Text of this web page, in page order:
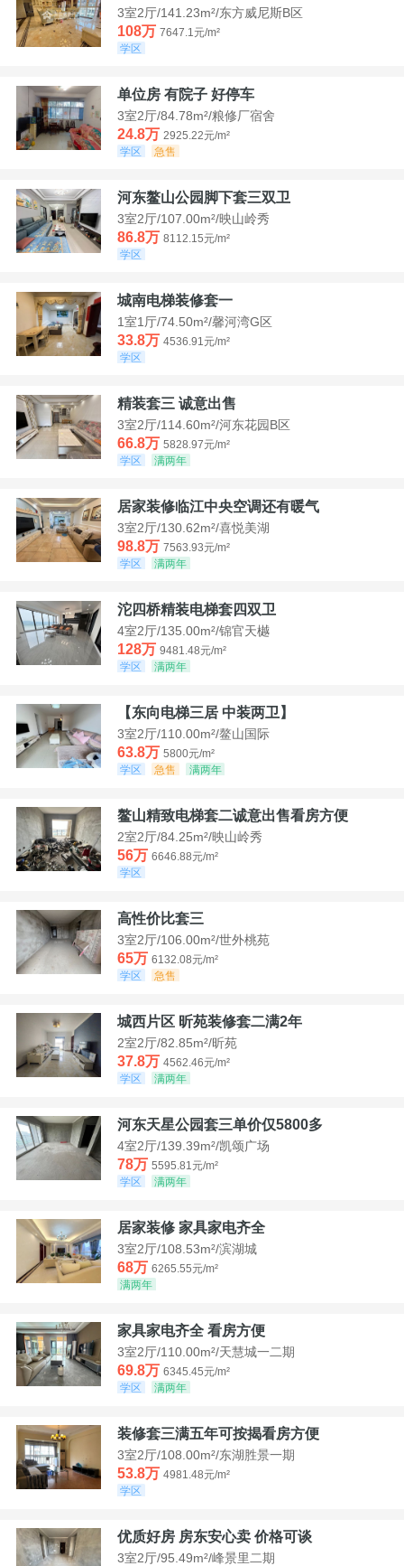
3室2厅/141.23m²/东方威尼斯B区
108万 7647.1元/m²
学区
单位房 有院子 好停车
3室2厅/84.78m²/粮修厂宿舍
24.8万 2925.22元/m²
学区
急售
河东鳌山公园脚下套三双卫
3室2厅/107.00m²/映山岭秀
86.8万 8112.15元/m²
学区
城南电梯装修套一
1室1厅/74.50m²/馨河湾G区
33.8万 4536.91元/m²
学区
精装套三 诚意出售
3室2厅/114.60m²/河东花园B区
66.8万 5828.97元/m²
学区
满两年
居家装修临江中央空调还有暖气
3室2厅/130.62m²/喜悦美湖
98.8万 7563.93元/m²
学区
满两年
沱四桥精装电梯套四双卫
4室2厅/135.00m²/锦官天樾
128万 9481.48元/m²
学区
满两年
【东向电梯三居 中装两卫】
3室2厅/110.00m²/鳌山国际
63.8万 5800元/m²
学区
急售 满两年
鳌山精致电梯套二诚意出售看房方便
2室2厅/84.25m²/映山岭秀
56万 6646.88元/m²
学区
高性价比套三
3室2厅/106.00m²/世外桃苑
65万 6132.08元/m²
学区
急售
城西片区 昕苑装修套二满2年
2室2厅/82.85m²/昕苑
37.8万 4562.46元/m²
学区
满两年
河东天星公园套三单价仅5800多
4室2厅/139.39m²/凯颂广场
78万 5595.81元/m²
学区
满两年
居家装修 家具家电齐全
3室2厅/108.53m²/滨湖城
68万 6265.55元/m²
满两年
家具家电齐全 看房方便
3室2厅/110.00m²/天慧城一二期
69.8万 6345.45元/m²
学区
满两年
装修套三满五年可按揭看房方便
3室2厅/108.00m²/东湖胜景一期
53.8万 4981.48元/m²
学区
优质好房 房东安心卖 价格可谈
3室2厅/95.49m²/峰景里二期